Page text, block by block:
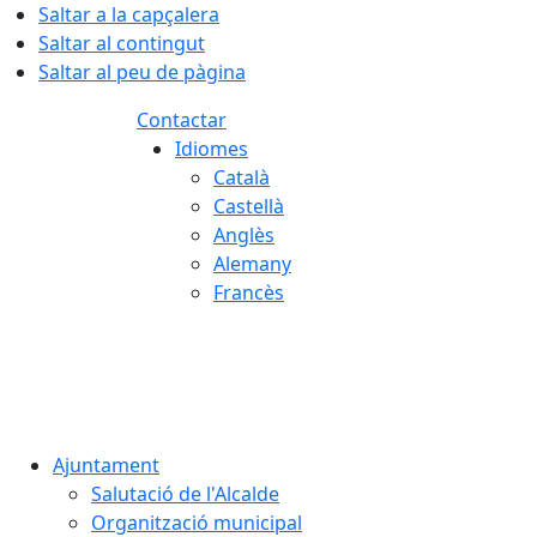
Saltar a la capçalera
Saltar al contingut
Saltar al peu de pàgina
Contactar
Idiomes
Català
Castellà
Anglès
Alemany
Francès
Ajuntament
Salutació de l'Alcalde
Organització municipal